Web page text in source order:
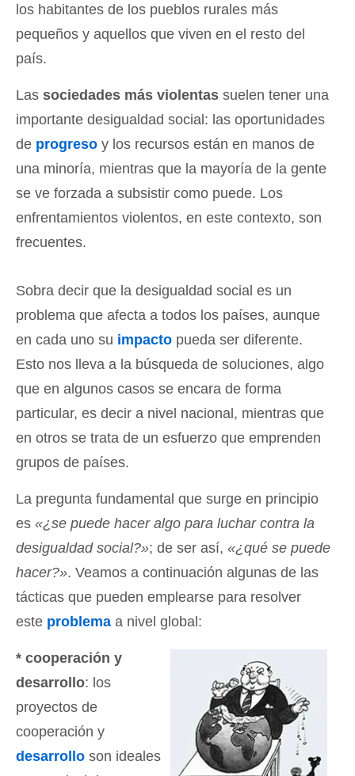
los habitantes de los pueblos rurales más
pequeños y aquellos que viven en el resto del
país.
Las sociedades más violentas suelen tener una
importante desigualdad social: las oportunidades
de progreso y los recursos están en manos de
una minoría, mientras que la mayoría de la gente
se ve forzada a subsistir como puede. Los
enfrentamientos violentos, en este contexto, son
frecuentes.
Sobra decir que la desigualdad social es un
problema que afecta a todos los países, aunque
en cada uno su impacto pueda ser diferente.
Esto nos lleva a la búsqueda de soluciones, algo
que en algunos casos se encara de forma
particular, es decir a nivel nacional, mientras que
en otros se trata de un esfuerzo que emprenden
grupos de países.
La pregunta fundamental que surge en principio
es «¿se puede hacer algo para luchar contra la
desigualdad social?»; de ser así, «¿qué se puede
hacer?». Veamos a continuación algunas de las
tácticas que pueden emplearse para resolver
este problema a nivel global:
* cooperación y
desarrollo: los
proyectos de
cooperación y
desarrollo son ideales